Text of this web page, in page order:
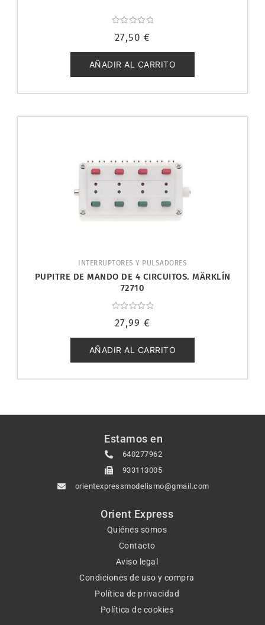
con
de
5
27,50 €
AÑADIR AL CARRITO
INTERRUPTORES Y PULSADORES
PUPITRE DE MANDO DE 4 CIRCUITOS. MÄRKLÍN
72710
con
de
5
27,99 €
AÑADIR AL CARRITO
Estamos en
640277962
933113005
orientexpressmodelismo@gmail.com
Orient Express
Quiénes somos
Contacto
Aviso legal
Condiciones de uso y compra
Política de privacidad
Política de cookies